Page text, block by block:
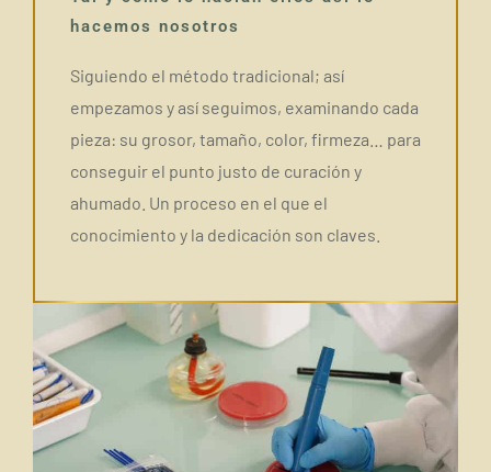
hacemos nosotros
Siguiendo el método tradicional; así
empezamos y así seguimos, examinando cada
pieza: su grosor, tamaño, color, firmeza… para
conseguir el punto justo de curación y
ahumado. Un proceso en el que el
conocimiento y la dedicación son claves.